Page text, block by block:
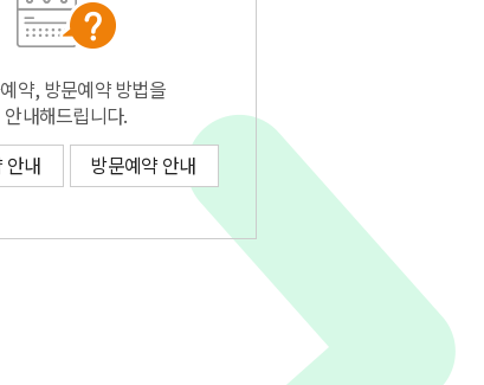
약, 방문예약 방법을
안내해드립니다.
안내
방문예약 안내